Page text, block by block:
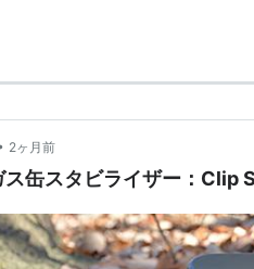
2ヶ月前
ス缶スタビライザー：Clip